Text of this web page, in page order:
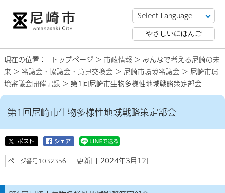
やさしいにほんご
現在の位置： トップページ > 市政情報 > みんなで考える尼崎の未
来 > 審議会・協議会・意見交換会 > 尼崎市環境審議会 > 尼崎市環
境審議会開催記録 > 第1回尼崎市生物多様性地域戦略策定部会
第1回尼崎市生物多様性地域戦略策定部会
ページ番号1032356 更新日 2024年3月12日